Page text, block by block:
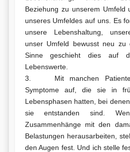
Beziehung zu unserem Umfeld
unseres Umfeldes auf uns. Es
unsere Lebenshaltung,
unser Umfeld bewusst neu zu
Sinne geschieht dies auf
Lebenswerte.
3. Mit manchen
Symptome auf, die sie in
Lebensphasen hatten, bei
sie entstanden sind.
Zusammenhänge mit den
Belastungen herausarbeiten,
den Augen fest. Und ich stelle